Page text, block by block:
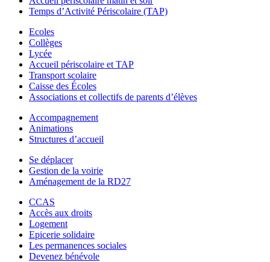
Temps d’Activité Périscolaire (TAP)
Ecoles
Collèges
Lycée
Accueil périscolaire et TAP
Transport scolaire
Caisse des Écoles
Associations et collectifs de parents d’élèves
Accompagnement
Animations
Structures d’accueil
Se déplacer
Gestion de la voirie
Aménagement de la RD27
CCAS
Accès aux droits
Logement
Epicerie solidaire
Les permanences sociales
Devenez bénévole